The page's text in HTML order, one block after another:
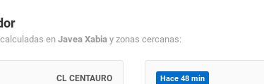
en Javea Xabia y zonas cercanas:
CL CENTAURO Hace 48 min